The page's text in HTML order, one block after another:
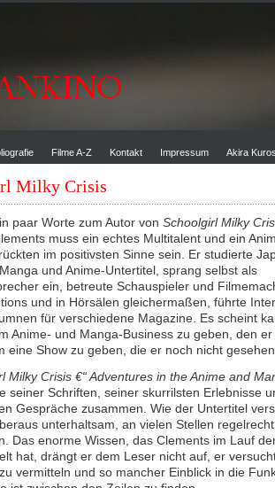
Filme A-Z Kontakt Impressum Akira
Milky Crisis
paar Worte zum Autor von Schoolgirl Milky
muss ein echtes Multitalent und ein
im positivsten Sinne sein. Er studierte
und Anime-Untertitel, sprang selbst als
ein, betreute Schauspieler und
und in Hörsälen gleichermaßen, führte
für verschiedene Magazine. Es scheint
Anime- und Manga-Business zu geben, den er
eine Show zu geben, die er noch nicht
Milky Crisis €“ Adventures in the Anime and
seiner Schriften, seiner skurrilsten Erlebnisse
Gespräche zusammen. Wie der Untertitel
unterhaltsam, an vielen Stellen
Das enorme Wissen, das Clements im Lauf
hat, drängt er dem Leser nicht auf, er
vermitteln und so mancher Einblick in die